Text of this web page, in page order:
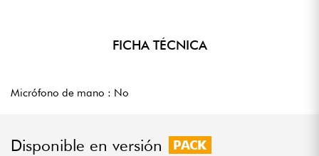
FICHA TÉCNICA
Micrófono de mano : No
Disponible en versión PACK